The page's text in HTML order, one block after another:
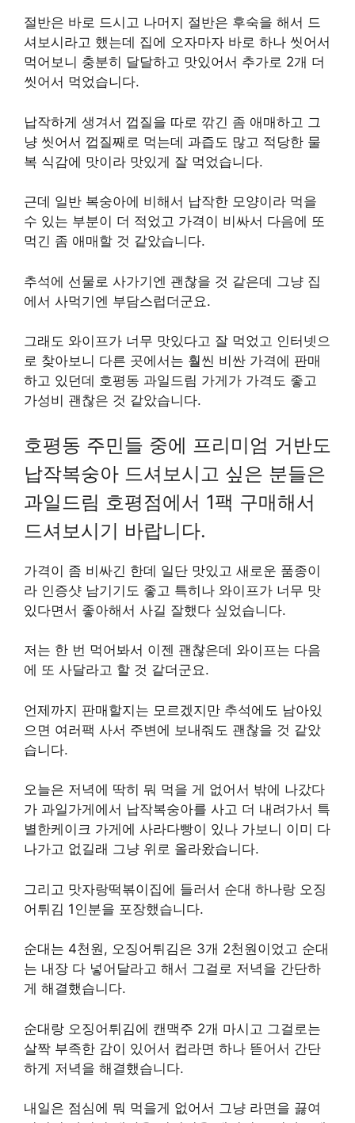
절반은 바로 드시고 나머지 절반은 후숙을 해서 드
셔보시라고 했는데 집에 오자마자 바로 하나 씻어서
먹어보니 충분히 달달하고 맛있어서 추가로 2개 더
씻어서 먹었습니다.
납작하게 생겨서 껍질을 따로 깎긴 좀 애매하고 그
냥 씻어서 껍질째로 먹는데 과즙도 많고 적당한 물
복 식감에 맛이라 맛있게 잘 먹었습니다.
근데 일반 복숭아에 비해서 납작한 모양이라 먹을
수 있는 부분이 더 적었고 가격이 비싸서 다음에 또
먹긴 좀 애매할 것 같았습니다.
추석에 선물로 사가기엔 괜찮을 것 같은데 그냥 집
에서 사먹기엔 부담스럽더군요.
그래도 와이프가 너무 맛있다고 잘 먹었고 인터넷으
로 찾아보니 다른 곳에서는 훨씬 비싼 가격에 판매
하고 있던데 호평동 과일드림 가게가 가격도 좋고
가성비 괜찮은 것 같았습니다.
호평동 주민들 중에 프리미엄 거반도
납작복숭아 드셔보시고 싶은 분들은
과일드림 호평점에서 1팩 구매해서
드셔보시기 바랍니다.
가격이 좀 비싸긴 한데 일단 맛있고 새로운 품종이
라 인증샷 남기기도 좋고 특히나 와이프가 너무 맛
있다면서 좋아해서 사길 잘했다 싶었습니다.
저는 한 번 먹어봐서 이젠 괜찮은데 와이프는 다음
에 또 사달라고 할 것 같더군요.
언제까지 판매할지는 모르겠지만 추석에도 남아있
으면 여러팩 사서 주변에 보내줘도 괜찮을 것 같았
습니다.
오늘은 저녁에 딱히 뭐 먹을 게 없어서 밖에 나갔다
가 과일가게에서 납작복숭아를 사고 더 내려가서 특
별한케이크 가게에 사라다빵이 있나 가보니 이미 다
나가고 없길래 그냥 위로 올라왔습니다.
그리고 맛자랑떡볶이집에 들러서 순대 하나랑 오징
어튀김 1인분을 포장했습니다.
순대는 4천원, 오징어튀김은 3개 2천원이었고 순대
는 내장 다 넣어달라고 해서 그걸로 저녁을 간단하
게 해결했습니다.
순대랑 오징어튀김에 캔맥주 2개 마시고 그걸로는
살짝 부족한 감이 있어서 컵라면 하나 뜯어서 간단
하게 저녁을 해결했습니다.
내일은 점심에 뭐 먹을게 없어서 그냥 라면을 끓여